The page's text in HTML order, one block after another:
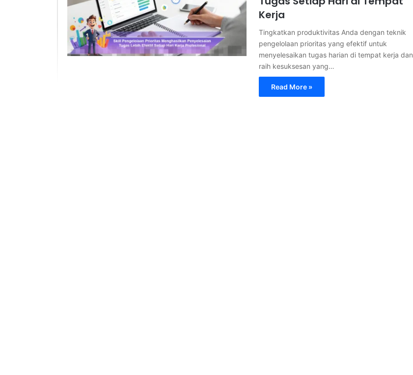
Kerja
Tingkatkan produktivitas Anda dengan teknik
pengelolaan prioritas yang efektif untuk
menyelesaikan tugas harian di tempat kerja dan
raih kesuksesan yang…
Read More »